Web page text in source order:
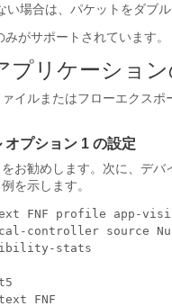
場合は、パケットをダブル
がサポートされています。
プリケーショ
イルまたはフローエクス
オプション 1 の設定
お勧めします。次に、デ
を示します。
FNF profile app-
controller source
stats